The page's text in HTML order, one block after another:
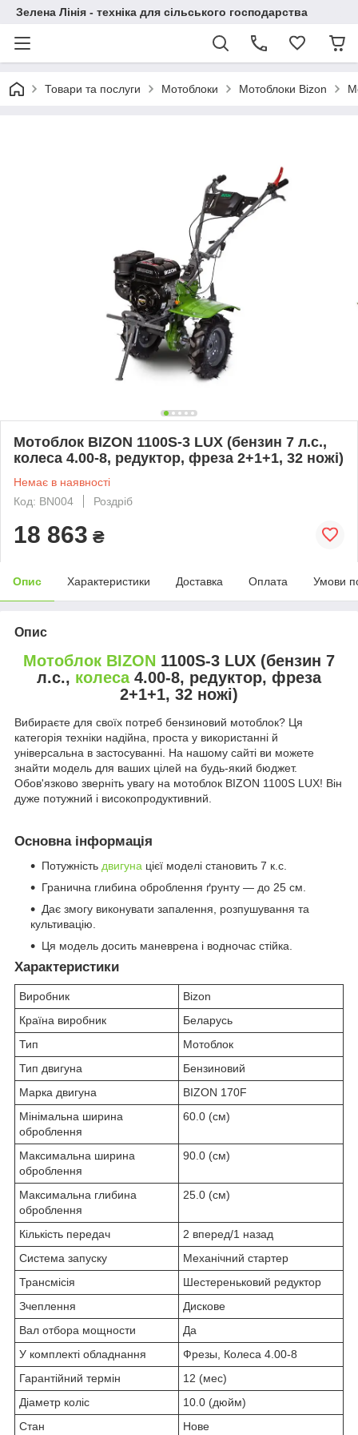
Зелена Лінія - техніка для сільського господарства
Товари та послуги Мотоблоки Мотоблоки Bizon
Мотоблок BIZON 1100S-3 LUX (бензин 7 л.с.,
колеса 4.00-8, редуктор, фреза 2+1+1, 32 ножі)
Немає в наявності
Код: BN004
Роздріб
18 863 ₴
Опис Характеристики Доставка Оплата Умови
Опис
Мотоблок BIZON 1100S-3 LUX (бензин 7
л.с., колеса4.00-8, редуктор, фреза
2+1+1, 32 ножі)
Вибираєте для своїх потреб бензиновий мотоблок? Ця
категорія техніки надійна, проста у використанні й
універсальна в застосуванні. На нашому сайті ви можете
знайти модель для ваших цілей на будь-який бюджет.
Обов'язково зверніть увагу на мотоблок BIZON 1100S LUX! Він
дуже потужний і високопродуктивний.
Основна інформація
Потужність двигуна цієї моделі становить 7 к.с.
Гранична глибина оброблення ґрунту — до 25 см.
Дає змогу виконувати запалення, розпушування та
культивацію.
Ця модель досить маневрена і водночас стійка.
Характеристики
Виробник
Bizon
Країна виробник
Беларусь
Тип
Мотоблок
Тип двигуна
Бензиновий
Марка двигуна
BIZON 170F
Мінімальна ширина
оброблення
60.0 (см)
Максимальна ширина
оброблення
90.0 (см)
Максимальна глибина
оброблення
25.0 (см)
Кількість передач
2 вперед/1 назад
Система запуску
Механічний стартер
Трансмісія
Шестереньковий редуктор
Зчеплення
Дискове
Вал отбора мощности
Да
У комплекті обладнання
Фрезы, Колеса 4.00-8
Гарантійний термін
12 (мес)
Діаметр коліс
10.0 (дюйм)
Стан
Нове